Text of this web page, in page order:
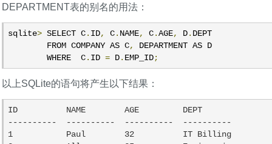
DEPARTMENT表的别名的用法：
sqlite> SELECT C. ID, C. NAME, C.AGE, D. DEPT
        FROM COMPANY AS C
,
DEPARTMENT AS D
        WHERE  C
. ID = D. EMP_ID;
以上SQLite的语句将产生以下结果：
ID          NAME        AGE         DEPT
----------  ----------  ----------  ----------
1           Paul        32          IT Billing